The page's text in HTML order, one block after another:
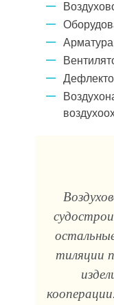
тиляции